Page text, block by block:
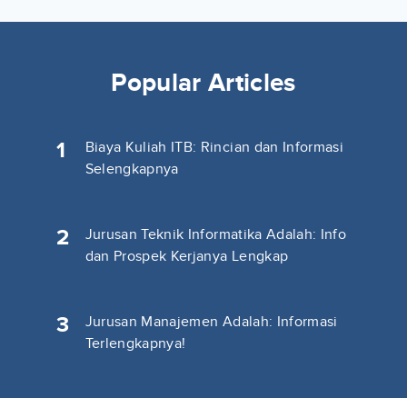
Popular Articles
1
Biaya Kuliah ITB: Rincian dan Informasi
Selengkapnya
2
Jurusan Teknik Informatika Adalah: Info
dan Prospek Kerjanya Lengkap
3
Jurusan Manajemen Adalah: Informasi
Terlengkapnya!